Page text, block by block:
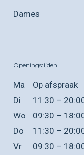
Dames
Openingstijden
Ma Op afspraak
Di
11:30 –
Wo
09:30 –
Do
11:30 –
Vr
09:30 –